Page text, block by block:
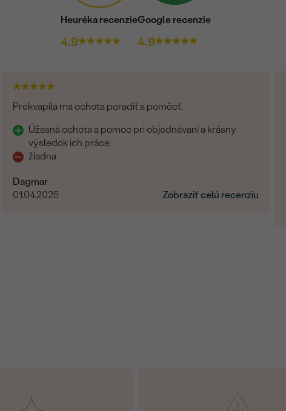
Heuréka recenzie
4.9
Google recenzie
4.9
Prekvapila ma ochota poradiť a pomôcť.
Úžasná ochota a pomoc pri objednávaní a krásny
výsledok ich práce
žiadna
Dagmar
01.04.2025
Zobraziť celú recenziu